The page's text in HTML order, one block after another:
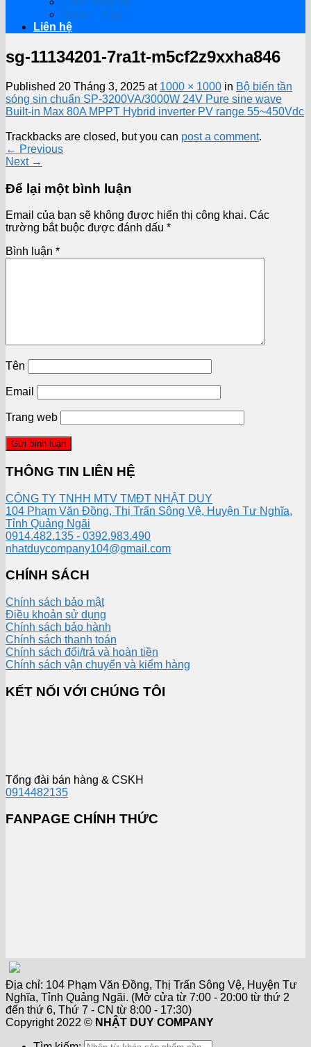
Game – App
Liên hệ
sg-11134201-7ra1t-m5cf2z9xxha846
Published 20 Tháng 3, 2025 at 1000 × 1000 in Bộ biến tần
sóng sin chuẩn SP-3200VA/3000W 24V Pure sine wave
Built-in Max 80A MPPT Hybrid inverter PV range 55~450Vdc
Trackbacks are closed, but you can post a comment.
← Previous
Next →
Để lại một bình luận
Email của bạn sẽ không được hiển thị công khai. Các
trường bắt buộc được đánh dấu *
Bình luận *
Tên
Email
Trang web
THÔNG TIN LIÊN HỆ
CÔNG TY TNHH MTV TMĐT NHẬT DUY
104 Phạm Văn Đồng, Thị Trấn Sông Vệ, Huyện Tư Nghĩa,
Tỉnh Quảng Ngãi
0914.482.135 - 0392.983.490
nhatduycompany104@gmail.com
CHÍNH SÁCH
Chính sách bảo mật
Điều khoản sử dụng
Chính sách bảo hành
Chính sách thanh toán
Chính sách đổi/trả và hoàn tiền
Chính sách vận chuyển và kiểm hàng
KẾT NỐI VỚI CHÚNG TÔI
Tổng đài bán hàng & CSKH
0914482135
FANPAGE CHÍNH THỨC
Địa chỉ: 104 Phạm Văn Đồng, Thị Trấn Sông Vệ, Huyện Tư
Nghĩa, Tỉnh Quảng Ngãi. (Mở cửa từ 7:00 - 20:00 từ thứ 2
đến thứ 6, Thứ 7 - CN từ 8:00 - 17:30)
Copyright 2022 © NHẬT DUY COMPANY